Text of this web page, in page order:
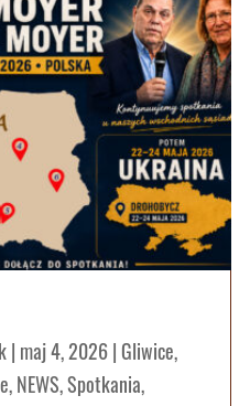
| maj 4, 2026| Gliwice,
,NEWS,Spotkania,